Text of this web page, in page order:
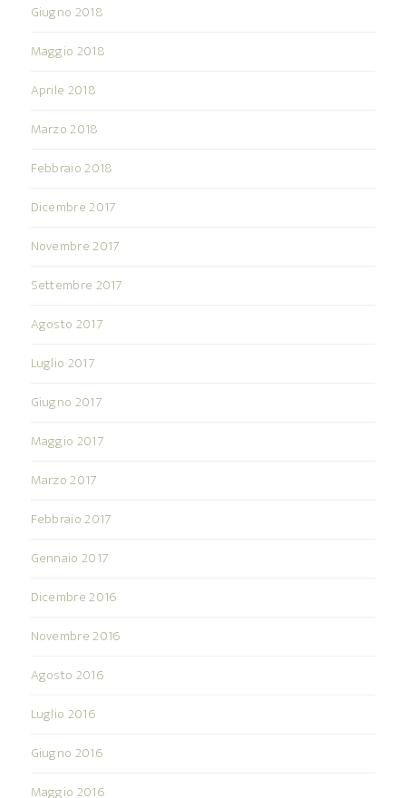
Giugno 2018
Maggio 2018
Aprile 2018
Marzo 2018
Febbraio 2018
Dicembre 2017
Novembre 2017
Settembre 2017
Agosto 2017
Luglio 2017
Giugno 2017
Maggio 2017
Marzo 2017
Febbraio 2017
Gennaio 2017
Dicembre 2016
Novembre 2016
Agosto 2016
Luglio 2016
Giugno 2016
Maggio 2016